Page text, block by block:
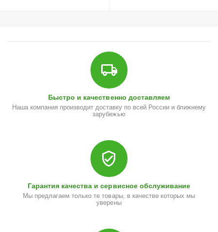
Быстро и качественно доставляем
Наша компания производит доставку по всей России и ближнему
зарубежью
Гарантия качества и сервисное обслуживание
Мы предлагаем только те товары, в качестве которых мы
уверены